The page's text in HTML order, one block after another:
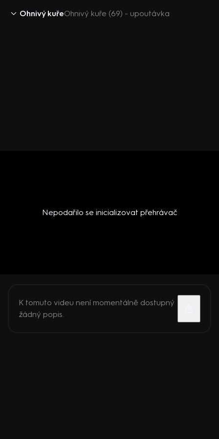
Ohnivý kuřeOhnivý kuře (69) - upoutávka
Nepodařilo se inicializovat přehrávač
K tomuto videu není momentálně dostupný
žádný popis.